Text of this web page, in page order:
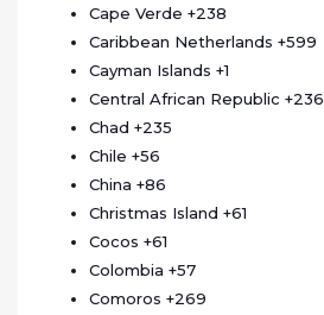
Cape Verde +238
Caribbean Netherlands +599
Cayman Islands +1
Central African Republic +236
Chad +235
Chile +56
China +86
Christmas Island +61
Cocos +61
Colombia +57
Comoros +269